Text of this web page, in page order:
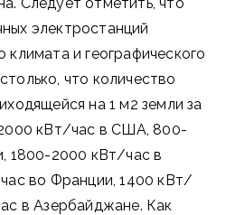
электростанций
климата и географического
что количество
на 1 м2 земли за
кВт/час в США, 800-
1800-2000 кВт/час в
во Франции, 1400 кВт/
в Азербайджане. Как